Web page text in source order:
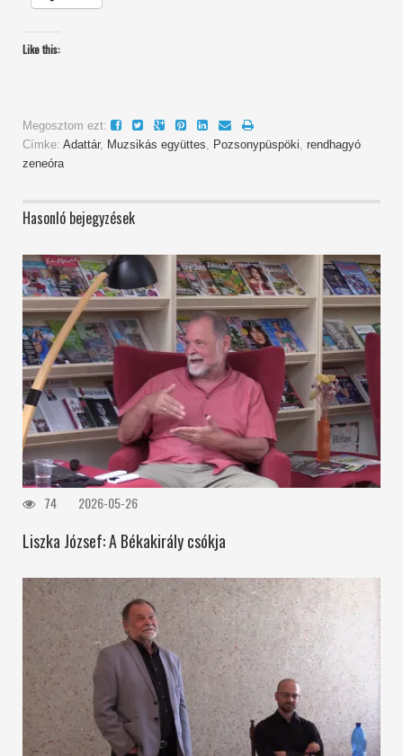
Like this:
Megosztom ezt:
Címke: Adattár, Muzsikás együttes, Pozsonypüspöki, rendhagyó
zeneóra
Hasonló bejegyzések
74 2026-05-26
Liszka József: A Békakirály csókja